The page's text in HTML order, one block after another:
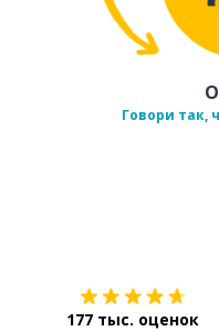
Говори так,
177 тыс. оценок